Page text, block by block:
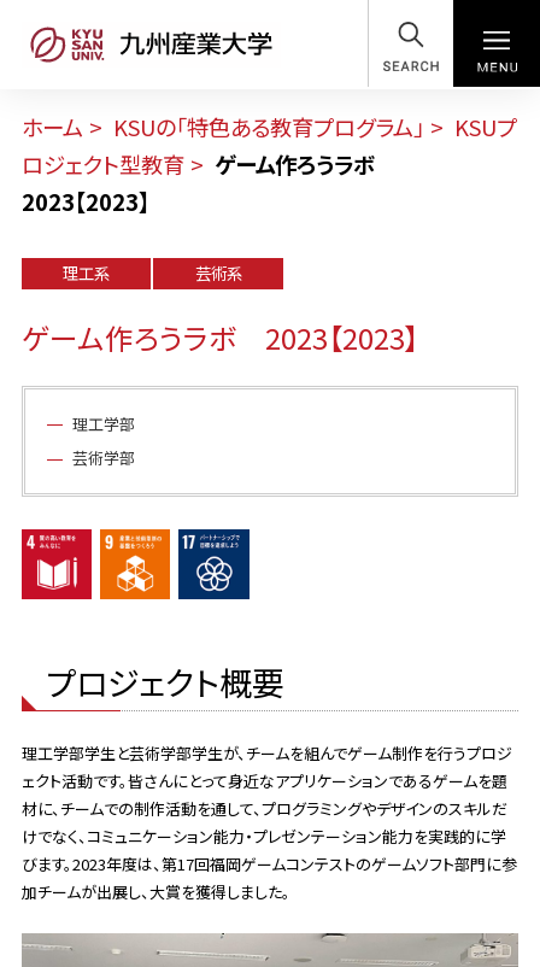
SEARCH
ホーム KSUの「特色ある教育プログラム」
KSUプ
ロジェクト型教育
ゲーム作ろうラボ
2023【2023】
理工系 芸術系
ゲーム作ろうラボ 2023【2023】
理工学部
芸術学部
プロジェクト概要
理工学部学生と芸術学部学生が、チームを組んでゲーム制作を行うプロジ
ェクト活動です。皆さんにとって身近なアプリケーションであるゲームを題
材に、チームでの制作活動を通して、プログラミングやデザインのスキルだ
けでなく、コミュニケーション能力・プレゼンテーション能力を実践的に学
びます。2023年度は、第17回福岡ゲームコンテストのゲームソフト部門に参
加チームが出展し、大賞を獲得しました。